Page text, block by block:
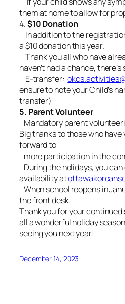
them at home to allow for
4.$10 Donation
In addition to the
a $10 donation this year.
Thank you all who have
haven’t had a chance,
E-transfer:
ensure to note your Child’s
transfer)
5. Parent Volunteer
Mandatory parent
Big thanks to those who
forward to
more participation in the
During the holidays, you
availability at
When school reopens in
the front desk.
Thank you for your continued
all a wonderful holiday
seeing you next year!
December 14, 2023